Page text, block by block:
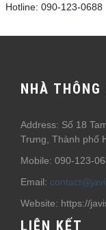
Hotline: 090-123-0688
NHÀ
Address: Số 18
Trưng, Thành phố
Mobile: 090-123-
Email:
Website: https://
LIÊN KẾT